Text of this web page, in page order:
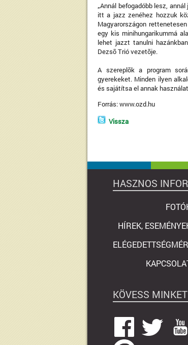
„Annál befogadóbb lesz,
itt a jazz zenéhez hozzuk
Magyarországon
egy kis minihungarikummá
lehet jazzt tanulni
Dezsõ Trió vezetõje.
A szereplõk a program
gyerekeket. Minden ilyen
és sajátítsa el annak
Forrás: www.ozd.hu
Vissza
HASZNOS
HÍREK,
KÖVESS MINKET